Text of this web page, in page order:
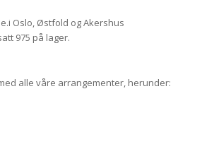
Oslo, Østfold og Akershus
975 på lager.
alle våre arrangementer, herunder: